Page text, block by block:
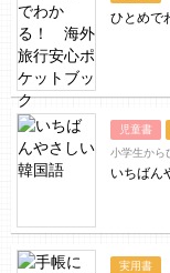
ひとめで
児童書
小学生から
いちばん
実用書